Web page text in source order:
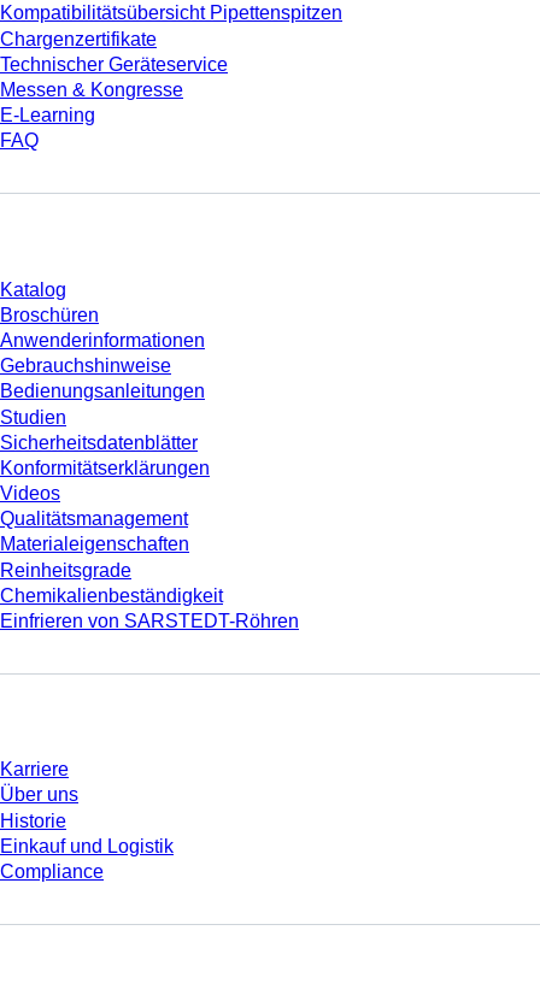
Kompatibilitätsübersicht Pipettenspitzen
Chargenzertifikate
Technischer Geräteservice
Messen & Kongresse
E-Learning
FAQ
Katalog
Broschüren
Anwenderinformationen
Gebrauchshinweise
Bedienungsanleitungen
Studien
Sicherheitsdatenblätter
Konformitätserklärungen
Videos
Qualitätsmanagement
Materialeigenschaften
Reinheitsgrade
Chemikalienbeständigkeit
Einfrieren von SARSTEDT-Röhren
Karriere
Über uns
Historie
Einkauf und Logistik
Compliance